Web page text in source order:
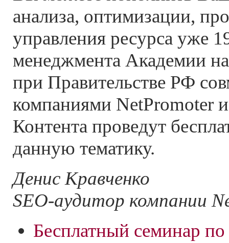
анализа, оптимизации,
управления ресурса уже
менеджмента Академии
при Правительстве РФ
компаниями NetPromoter
Контента проведут
данную тематику.
Денис Кравченко
SEO-аудитор компании
Бесплатный семинар по